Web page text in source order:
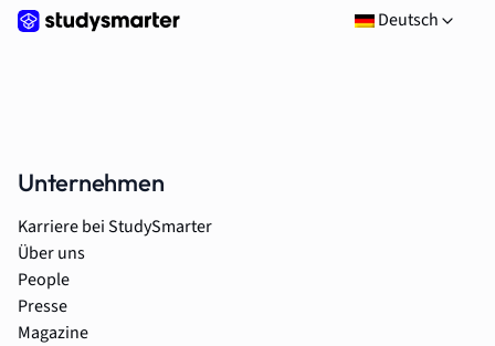
Deutsch
Unternehmen
Karriere bei StudySmarter
Über uns
People
Presse
Magazine